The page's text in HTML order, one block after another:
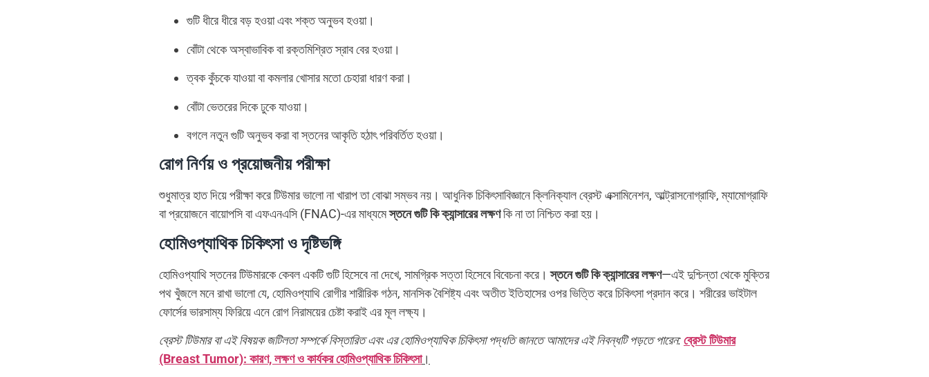
গুটি ধীরে ধীরে বড় হওয়া এবং শক্ত অনুভব হওয়া।
বোঁটা থেকে অস্বাভাবিক বা রক্তমিশ্রিত স্রাব বের হওয়া।
ত্বক কুঁচকে যাওয়া বা কমলার খোসার মতো চেহারা ধারণ করা।
বোঁটা ভেতরের দিকে ঢুকে যাওয়া।
বগলে নতুন গুটি অনুভব করা বা স্তনের আকৃতি হঠাৎ পরিবর্তিত হওয়া।
রোগ নির্ণয় ও প্রয়োজনীয় পরীক্ষা
শুধুমাত্র হাত দিয়ে পরীক্ষা করে টিউমার ভালো না খারাপ তা বোঝা সম্ভব নয়। আধুনিক চিকিৎসাবিজ্ঞানে ক্লিনিক্যাল ব্রেস্ট এক্সামিনেশন, আল্ট্রাসনোগ্রাফি, ম্যামোগ্রাফি
বা প্রয়োজনে বায়োপসি বা এফএনএসি (FNAC)-এর মাধ্যমেস্তনে গুটি কি ক্যান্সারের লক্ষণকি না তা নিশ্চিত করা হয়।
হোমিওপ্যাথিক চিকিৎসা ও দৃষ্টিভঙ্গি
হোমিওপ্যাথি স্তনের টিউমারকে কেবল একটি গুটি হিসেবে না দেখে, সামগ্রিক সত্তা হিসেবে বিবেচনা করে।স্তনে গুটি কি ক্যান্সারের লক্ষণ—এই দুশ্চিন্তা থেকে মুক্তির
পথ খুঁজলে মনে রাখা ভালো যে, হোমিওপ্যাথি রোগীর শারীরিক গঠন, মানসিক বৈশিষ্ট্য এবং অতীত ইতিহাসের ওপর ভিত্তি করে চিকিৎসা প্রদান করে। শরীরের ভাইটাল
ফোর্সের ভারসাম্য ফিরিয়ে এনে রোগ নিরাময়ের চেষ্টা করাই এর মূল লক্ষ্য।
ব্রেস্ট টিউমার বা এই বিষয়ক জটিলতা সম্পর্কে বিস্তারিত এবং এর হোমিওপ্যাথিক চিকিৎসা পদ্ধতি জানতে আমাদের এই নিবন্ধটি পড়তে পারেন:ব্রেস্ট টিউমার
(Breast Tumor): কারণ, লক্ষণ ও কার্যকর হোমিওপ্যাথিক চিকিৎসা।